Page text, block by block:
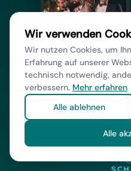
Wir verwenden
Wir nutzen Cookies, um
Erfahrung auf unserer
technisch notwendig,
verbessern. Mehr erfahren
Alle ablehnen
Alle